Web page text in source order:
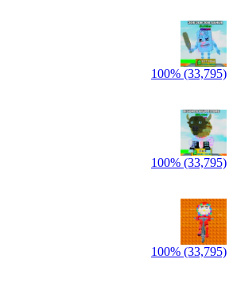
100% (33,795)
100% (33,795)
100% (33,795)